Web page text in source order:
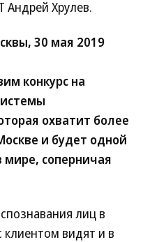
Андрей Хрулев.
30 мая 2019
конкурс на
охватит более
и будет одной
мире, соперничая
лиц в
клиентом видят и в